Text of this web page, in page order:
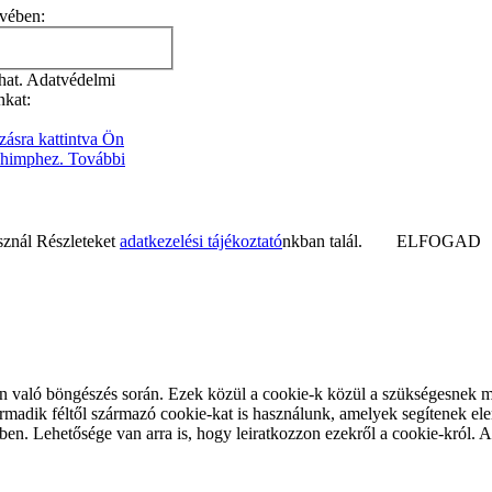
Adatvédelmi
kattintva Ön
További
Részleteket adatkezelési tájékoztatónkban talál. ELFOGAD
böngészés során. Ezek közül a cookie-k közül a szükségesnek
féltől származó cookie-kat is használunk, amelyek segítenek
Lehetősége van arra is, hogy leiratkozzon ezekről a cookie-król.